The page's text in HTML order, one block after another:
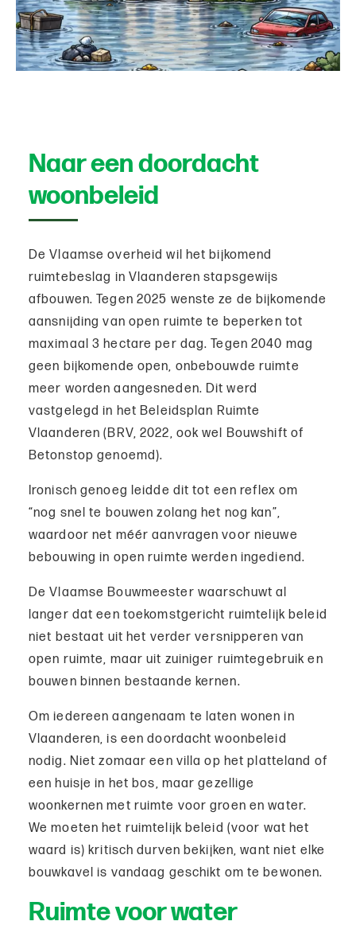
Naar een doordacht
woonbeleid
De Vlaamse overheid wil het bijkomend
ruimtebeslag in Vlaanderen stapsgewijs
afbouwen. Tegen 2025 wenste ze de bijkomende
aansnijding van open ruimte te beperken tot
maximaal 3 hectare per dag. Tegen 2040 mag
geen bijkomende open, onbebouwde ruimte
meer worden aangesneden. Dit werd
vastgelegd in het Beleidsplan Ruimte
Vlaanderen (BRV, 2022, ook wel Bouwshift of
Betonstop genoemd).
Ironisch genoeg leidde dit tot een reflex om
“nog snel te bouwen zolang het nog kan”,
waardoor net méér aanvragen voor nieuwe
bebouwing in open ruimte werden ingediend.
De Vlaamse Bouwmeester waarschuwt al
langer dat een toekomstgericht ruimtelijk beleid
niet bestaat uit het verder versnipperen van
open ruimte, maar uit zuiniger ruimtegebruik en
bouwen binnen bestaande kernen.
Om iedereen aangenaam te laten wonen in
Vlaanderen, is een doordacht woonbeleid
nodig. Niet zomaar een villa op het platteland of
een huisje in het bos, maar gezellige
woonkernen met ruimte voor groen en water.
We moeten het ruimtelijk beleid (voor wat het
waard is) kritisch durven bekijken, want niet elke
bouwkavel is vandaag geschikt om te bewonen.
Ruimte voor water